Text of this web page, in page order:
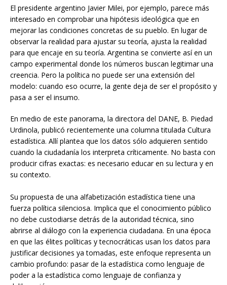
El presidente argentino Javier Milei, por ejemplo, parece más
interesado en comprobar una hipótesis ideológica que en
mejorar las condiciones concretas de su pueblo. En lugar de
observar la realidad para ajustar su teoría, ajusta la realidad
para que encaje en su teoría. Argentina se convierte así en un
campo experimental donde los números buscan legitimar una
creencia. Pero la política no puede ser una extensión del
modelo: cuando eso ocurre, la gente deja de ser el propósito y
pasa a ser el insumo.
En medio de este panorama, la directora del DANE, B. Piedad
Urdinola, publicó recientemente una columna titulada Cultura
estadística. Allí plantea que los datos sólo adquieren sentido
cuando la ciudadanía los interpreta críticamente. No basta con
producir cifras exactas: es necesario educar en su lectura y en
su contexto.
Su propuesta de una alfabetización estadística tiene una
fuerza política silenciosa. Implica que el conocimiento público
no debe custodiarse detrás de la autoridad técnica, sino
abrirse al diálogo con la experiencia ciudadana. En una época
en que las élites políticas y tecnocráticas usan los datos para
justificar decisiones ya tomadas, este enfoque representa un
cambio profundo: pasar de la estadística como lenguaje de
poder a la estadística como lenguaje de confianza y